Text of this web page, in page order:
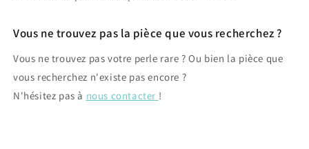
Vous ne trouvez pas la pièce que vous recherchez ?
Vous ne trouvez pas votre perle rare ? Ou bien la pièce que
vous recherchez n'existe pas encore ?
N'hésitez pas à nous contacter !